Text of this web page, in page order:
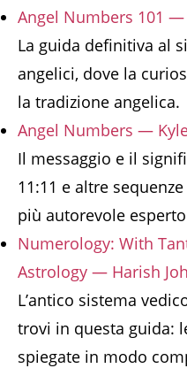
Angel Numbers 101
La guida definitiva al
angelici, dove la
la tradizione angelica.
Angel Numbers —
Il messaggio e il
11:11 e altre
più autorevole
Numerology: With
Astrology — Harish
L’antico sistema
trovi in questa guida:
spiegate in modo